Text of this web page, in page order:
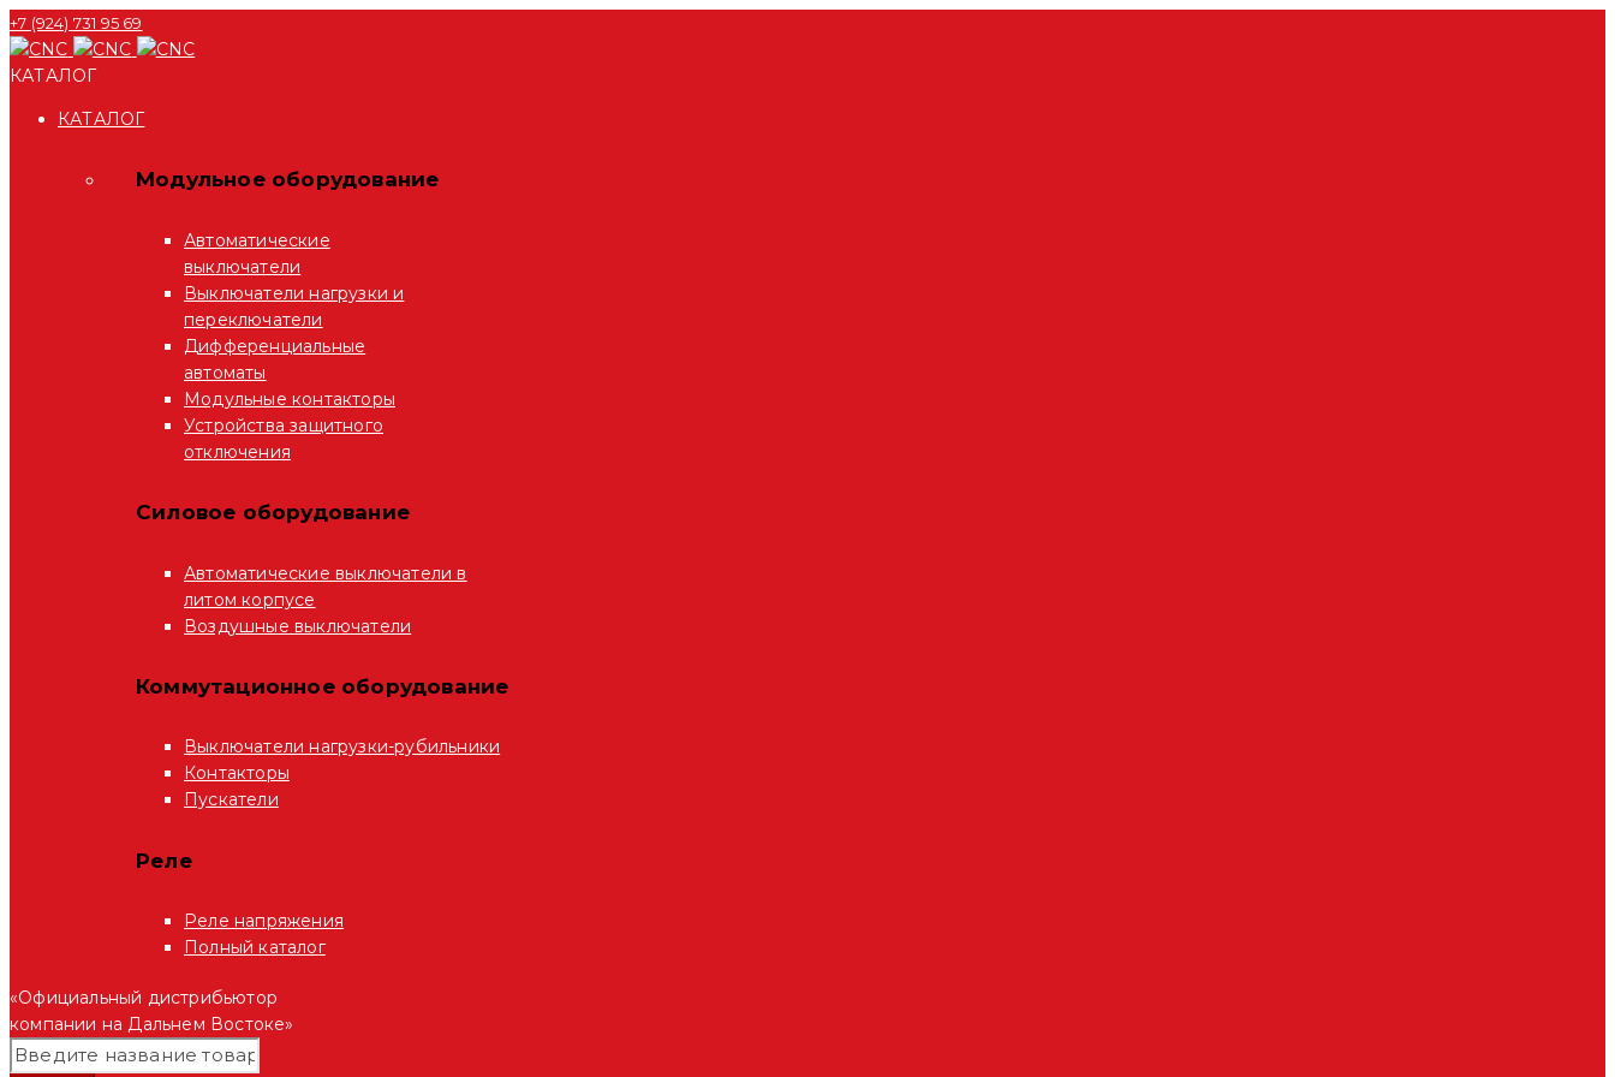
+7 (924) 731 95 69
КАТАЛОГ
КАТАЛОГ
Модульное оборудование
Автоматические
выключатели
Выключатели нагрузки и
переключатели
Дифференциальные
автоматы
Модульные контакторы
Устройства защитного
отключения
Силовое оборудование
Автоматические выключатели в
литом корпусе
Воздушные выключатели
Коммутационное оборудование
Выключатели нагрузки-рубильники
Контакторы
Пускатели
Реле
Реле напряжения
Полный каталог
«Официальный дистрибьютор
компании на Дальнем Востоке»